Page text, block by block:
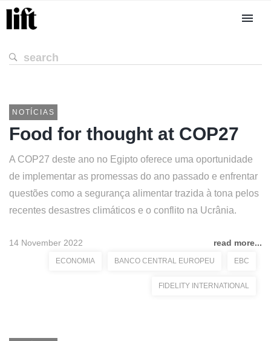
NOTÍCIAS
Food for thought at COP27
A COP27 deste ano no Egipto oferece uma oportunidade
de implementar as promessas do ano passado e enfrentar
questões como a segurança alimentar trazida à tona pelos
recentes desastres climáticos e o conflito na Ucrânia.
14 November 2022 read more...
ECONOMIA BANCO CENTRAL EUROPEU EBC
FIDELITY INTERNATIONAL